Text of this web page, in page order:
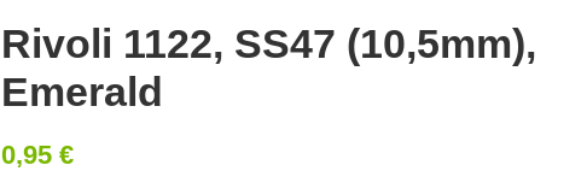
Rivoli 1122, SS47 (10,5mm),
Emerald
0,95 €